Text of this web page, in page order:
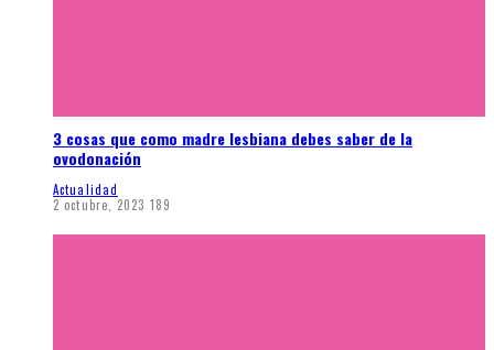
3 cosas que como madre lesbiana debes saber de la
ovodonación
Actualidad
2 octubre, 2023 189